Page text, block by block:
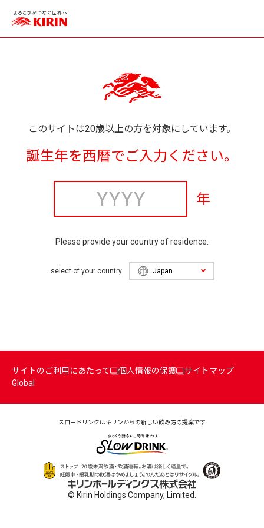
このサイトは20歳以上の方を対象にしています。
誕生年を西暦でご入力ください。
年
Please provide your country of residence.
select of your country
サイトのご利用にあたって 個人情報の保護
サイトマップ
Global
スロードリンクはキリンからの新しい飲み方の提案です
© Kirin Holdings Company, Limited.